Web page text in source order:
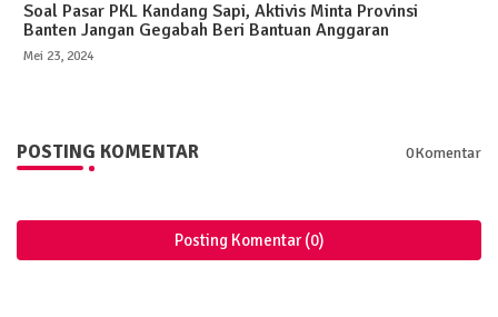
Soal Pasar PKL Kandang Sapi, Aktivis Minta Provinsi
Banten Jangan Gegabah Beri Bantuan Anggaran
Mei 23, 2024
POSTING KOMENTAR 0Komentar
Posting Komentar (0)